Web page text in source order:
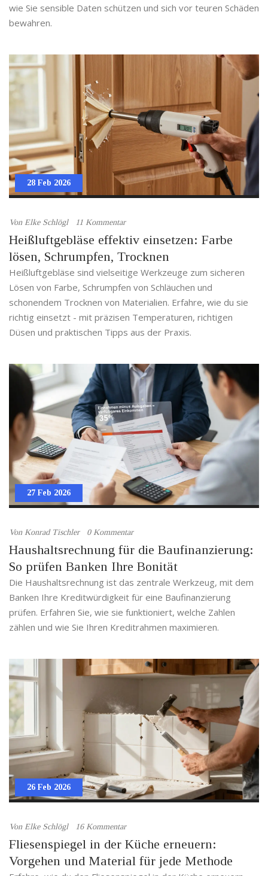
wie Sie sensible Daten schützen und sich vor teuren Schäden
bewahren.
28 Feb 2026
Von Elke Schlögl 11 Kommentar
Heißluftgebläse effektiv einsetzen: Farbe
lösen, Schrumpfen, Trocknen
Heißluftgebläse sind vielseitige Werkzeuge zum sicheren
Lösen von Farbe, Schrumpfen von Schläuchen und
schonendem Trocknen von Materialien. Erfahre, wie du sie
richtig einsetzt - mit präzisen Temperaturen, richtigen
Düsen und praktischen Tipps aus der Praxis.
27 Feb 2026
Von Konrad Tischler 0 Kommentar
Haushaltsrechnung für die Baufinanzierung:
So prüfen Banken Ihre Bonität
Die Haushaltsrechnung ist das zentrale Werkzeug, mit dem
Banken Ihre Kreditwürdigkeit für eine Baufinanzierung
prüfen. Erfahren Sie, wie sie funktioniert, welche Zahlen
zählen und wie Sie Ihren Kreditrahmen maximieren.
26 Feb 2026
Von Elke Schlögl 16 Kommentar
Fliesenspiegel in der Küche erneuern:
Vorgehen und Material für jede Methode